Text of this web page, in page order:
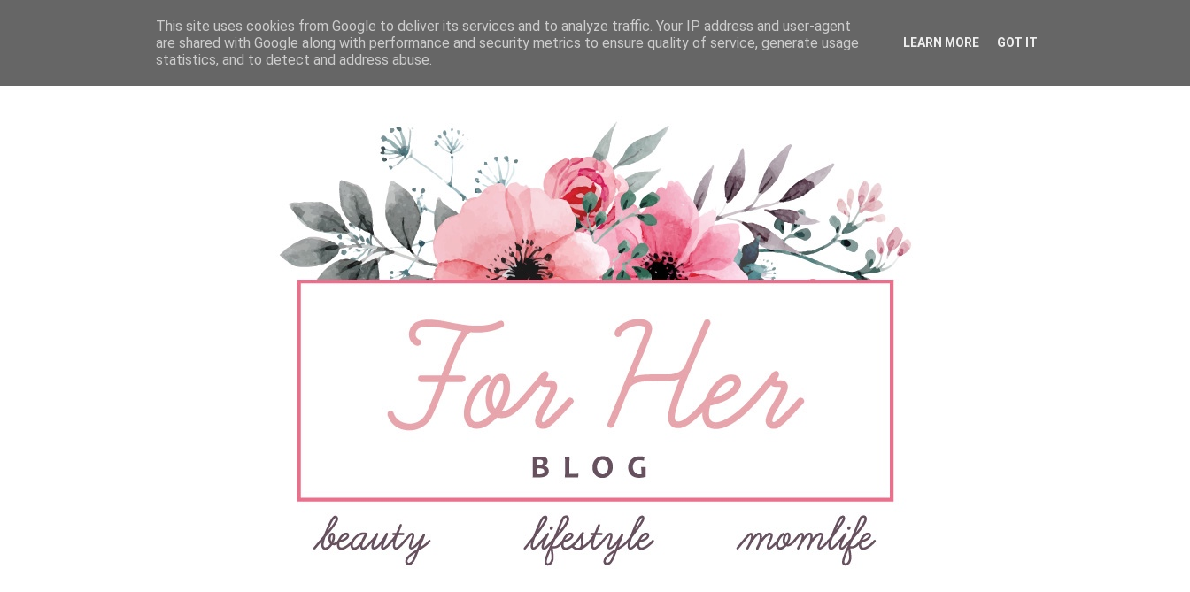
TERMÉKTESZTEK BŐRÁPOLÁS ÉLETMÓD BABA SZEMÉLYES VIDEÓ
This site uses cookies from Google to deliver its services and to analyze traffic. Your IP address and user-agent
are shared with Google along with performance and security metrics to ensure quality of service, generate usage
statistics, and to detect and address abuse.
LEARN MORE GOT IT